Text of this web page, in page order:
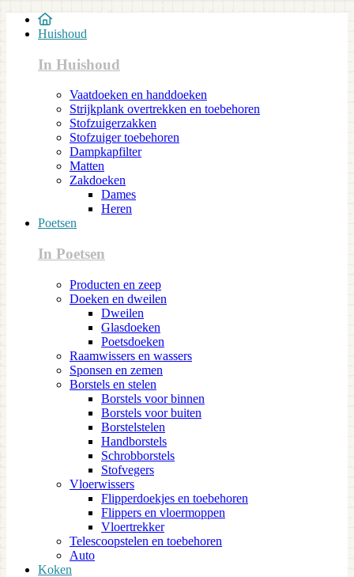
Huishoud
In Huishoud
Vaatdoeken en handdoeken
Strijkplank overtrekken en toebehoren
Stofzuigerzakken
Stofzuiger toebehoren
Dampkapfilter
Matten
Zakdoeken
Dames
Heren
Poetsen
In Poetsen
Producten en zeep
Doeken en dweilen
Dweilen
Glasdoeken
Poetsdoeken
Raamwissers en wassers
Sponsen en zemen
Borstels en stelen
Borstels voor binnen
Borstels voor buiten
Borstelstelen
Handborstels
Schrobborstels
Stofvegers
Vloerwissers
Flipperdoekjes en toebehoren
Flippers en vloermoppen
Vloertrekker
Telescoopstelen en toebehoren
Auto
Koken